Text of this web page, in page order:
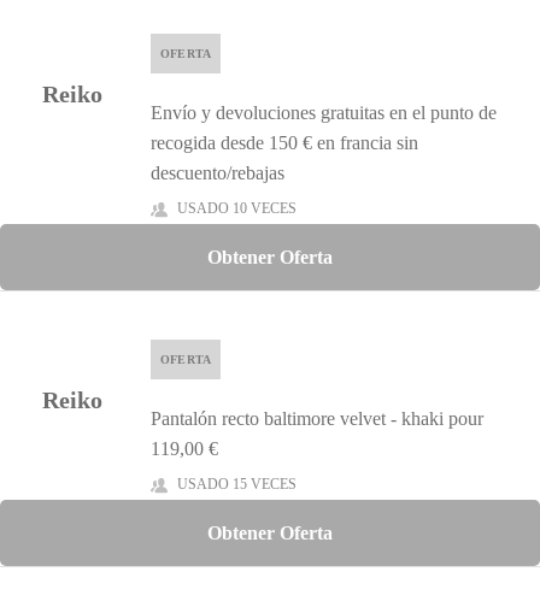
Reiko
OFERTA
Envío y devoluciones gratuitas en el punto de
recogida desde 150 € en francia sin
descuento/rebajas
USADO 10 VECES
Obtener Oferta
Reiko
OFERTA
Pantalón recto baltimore velvet - khaki pour
119,00 €
USADO 15 VECES
Obtener Oferta